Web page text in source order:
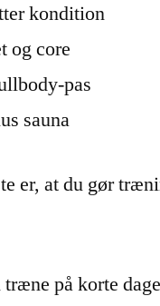
kondition
og core
pas
sauna
er, at du gør
træne på korte